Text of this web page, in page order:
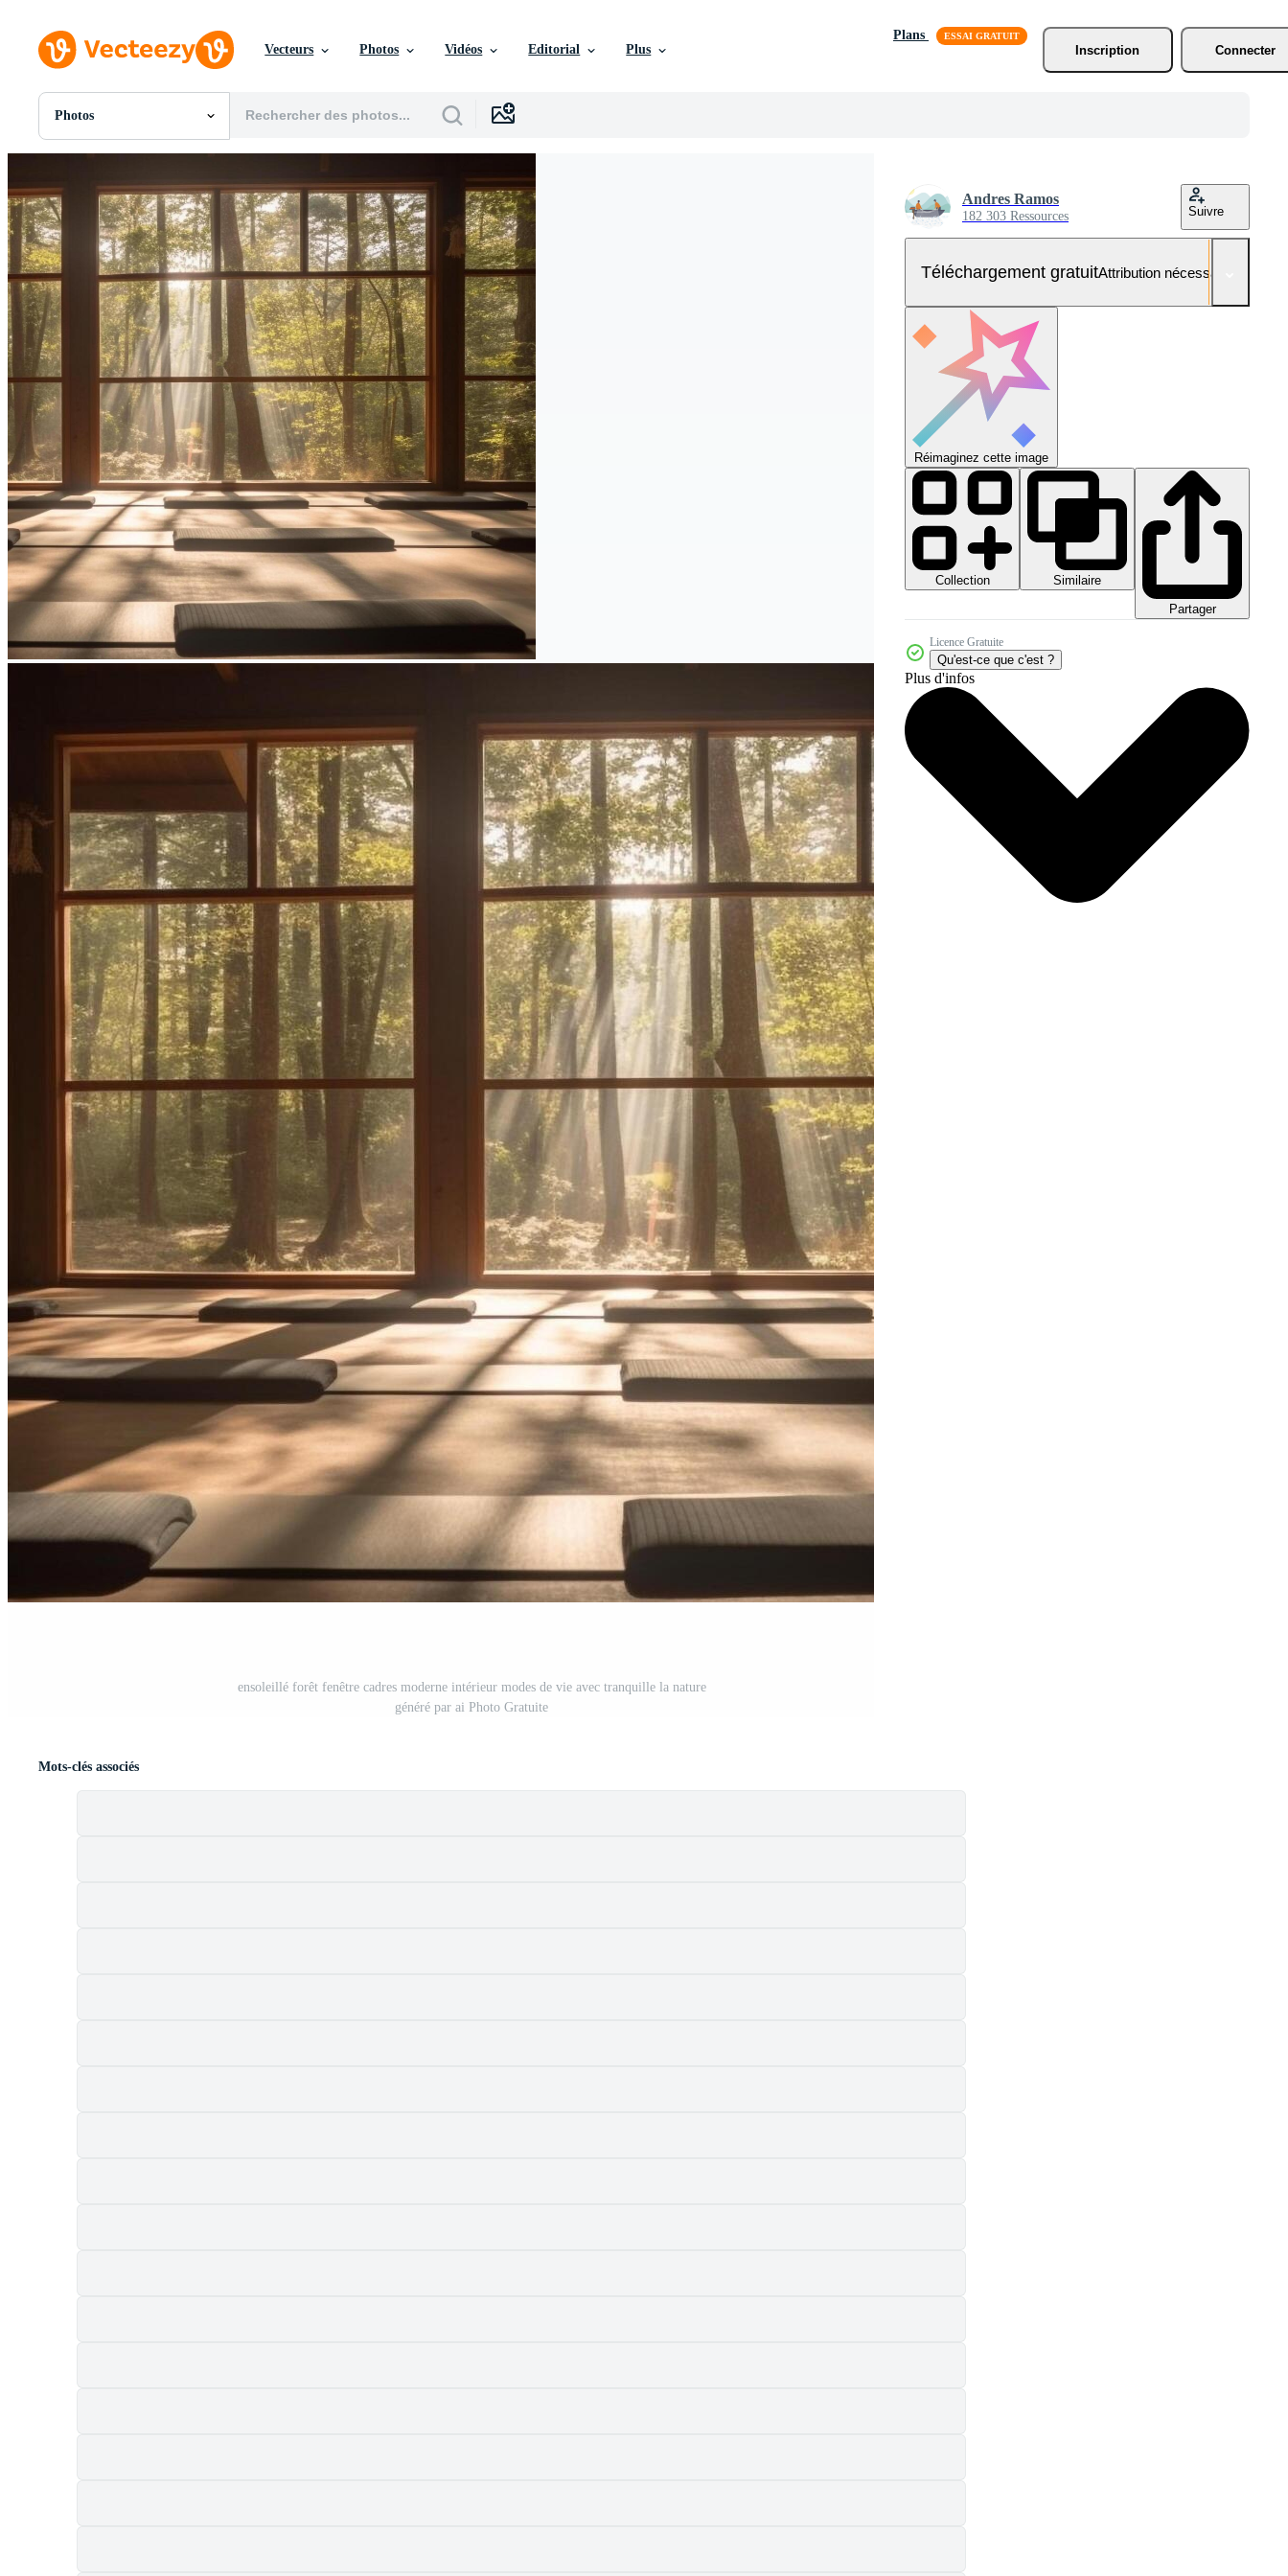
Vecteurs Photos Vidéos Editorial Plus
Plans
Inscription
Connecter
Photos
Toutes Images
PNGs
PSDs
SVGs
Modèles
Vecteurs
Vidéos
Motion graphics
Images Éditoriales
Événements Éditoriaux
ensoleillé forêt fenêtre cadres moderne intérieur modes de vie avec tranquille la nature
généré par ai Photo Gratuite
Andres Ramos
182 303 Ressources Suivre
Téléchargement gratuitAttribution nécessaire
Réimaginez cette image
Collection
Similaire
Partager
Licence Gratuite
Qu'est-ce que c'est ?
Plus d'infos
Mots-clés associés